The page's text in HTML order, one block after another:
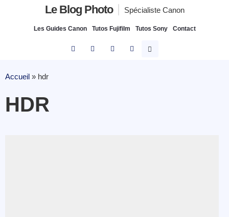
Le Blog Photo Spécialiste Canon
Les Guides Canon Tutos Fujifilm Tutos Sony Contact
Accueil » hdr
HDR